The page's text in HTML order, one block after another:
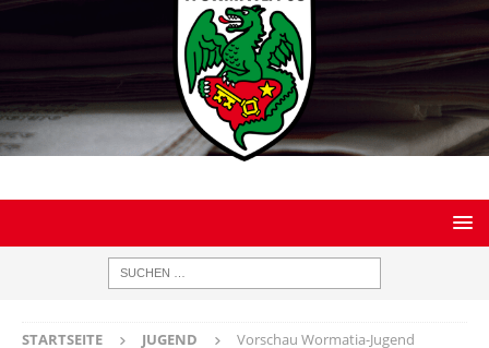
STARTSEITE JUGEND Vorschau Wormatia-Jugend